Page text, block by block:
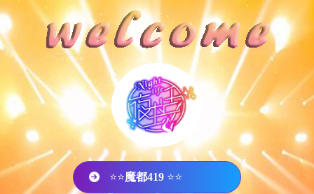
⭐⭐魔都419 ⭐⭐